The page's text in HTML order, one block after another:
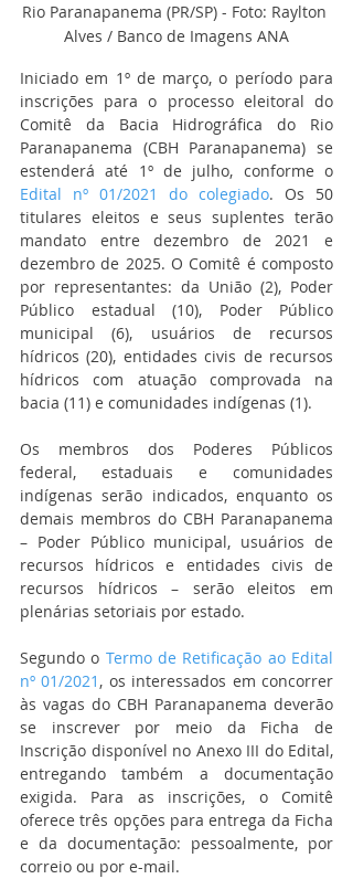
Rio Paranapanema (PR/SP) - Foto: Raylton
Alves / Banco de Imagens ANA
Iniciado em 1º de março, o período para
inscrições para o processo eleitoral do
Comitê da Bacia Hidrográfica do Rio
Paranapanema (CBH Paranapanema) se
Edital nº 01/2021 do colegiado. Os 50
titulares eleitos e seus suplentes terão
mandato entre dezembro de 2021 e
dezembro de 2025. O Comitê é composto
por representantes: da União (2), Poder
Público estadual (10), Poder Público
municipal (6), usuários de recursos
hídricos (20), entidades civis de recursos
hídricos com atuação comprovada na
bacia (11) e comunidades indígenas (1).
Os membros dos Poderes Públicos
federal, estaduais e comunidades
indígenas serão indicados, enquanto os
demais membros do CBH Paranapanema
– Poder Público municipal, usuários de
recursos hídricos e entidades civis de
recursos hídricos – serão eleitos em
plenárias setoriais por estado.
Segundo o Termo de Retificação ao Edital
nº 01/2021 , os interessados em concorrer
às vagas do CBH Paranapanema deverão
se inscrever por meio da Ficha de
Inscrição disponível no Anexo III do Edital,
entregando também a documentação
exigida. Para as inscrições, o Comitê
oferece três opções para entrega da Ficha
e da documentação: pessoalmente, por
correio ou por e-mail.